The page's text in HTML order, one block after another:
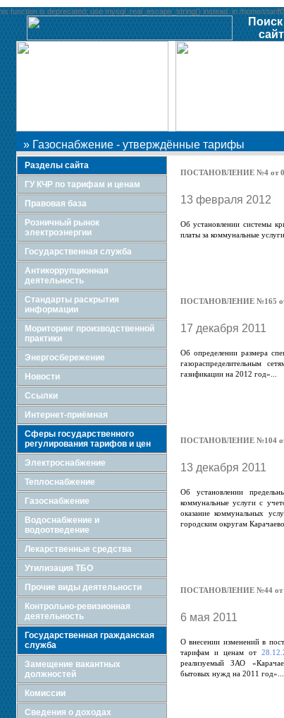
function is deprecated; use mysql_real_escape_string() instead. in /home/t/
» Газоснабжение - утверждённые тарифы
Разделы сайта
ГУ КЧР по тарифам и ценам
Правовая база
Розничный рынок
электроэнергии
Государственная служба
Антикоррупционная
деятельность
Стандарты раскрытия
информации
Мориторинг производственной
практики
Энергосбережение
Новости
Ссылки
Интернет-приёмная
Сферы государственного
регулирования тарифов и цен
Электроснабжение
Теплоснабжение
Газоснабжение
Водоснабжение и
водоотведение
Лекарственные средства
Утилизация ТБО
Прочие виды деятельности
Контрольно-ревизионная
деятельность
Государственная гражданская
служба
Замещение вакантных
должностей
Комиссии
Сведения о доходах
ПОСТАНОВЛЕНИЕ №4 от
13 февраля 2012
Об установлении системы
платы за коммунальные
ПОСТАНОВЛЕНИЕ №165 от
17 декабря 2011
Об определении размера
газораспределительным
газификации на 2012 год»...
ПОСТАНОВЛЕНИЕ №104 от
13 декабря 2011
Об установлении
коммунальные услуги с
оказание коммунальных
городским округам
ПОСТАНОВЛЕНИЕ №44 от 5
6 мая 2011
О внесении изменений в
тарифам и ценам от
реализуемый ЗАО
бытовых нужд на 2011 год»...